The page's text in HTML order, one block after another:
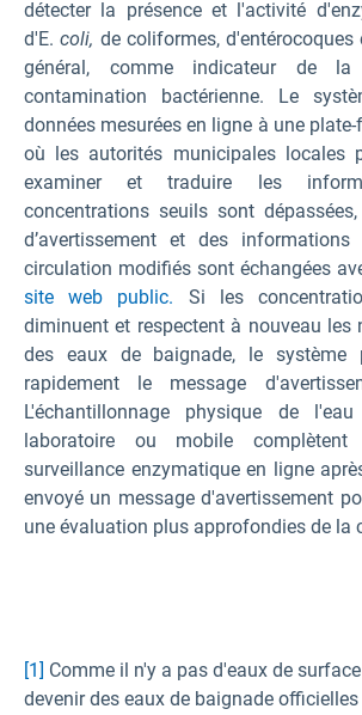
détecter la présence et l'activité
d'E.coli, de coliformes, d'entérocoques
général, comme indicateur de la
contamination bactérienne. Le
données mesurées en ligne à une
où les autorités municipales locales
examiner et traduire les
concentrations seuils sont
d’avertissement et des
circulation modifiés sont échangées
site web public. Si les
diminuent et respectent à nouveau les
des eaux de baignade, le système
rapidement le message
L'échantillonnage physique de
laboratoire ou mobile
surveillance enzymatique en ligne
envoyé un message d'avertissement
une évaluation plus approfondies de la
[1] Comme il n'y a pas d'eaux de
devenir des eaux de baignade